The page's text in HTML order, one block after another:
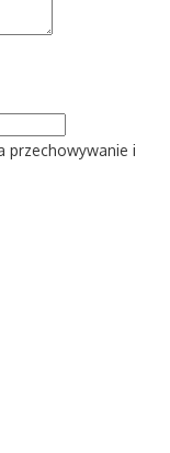
przechowywanie i